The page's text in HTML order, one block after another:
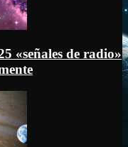
«señales de radio»